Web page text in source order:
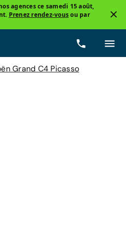
agences ce samedi 15 août,
Prenez rendez-vousou par
Grand C4 Picasso